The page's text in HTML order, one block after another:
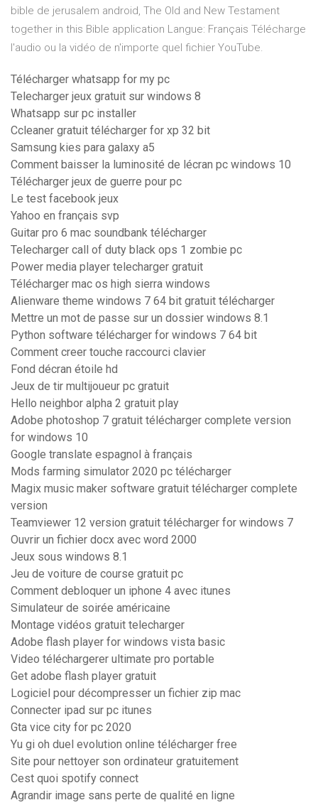
bible de jerusalem android, The Old and New Testament
together in this Bible application Langue: Français Télécharge
l'audio ou la vidéo de n'importe quel fichier YouTube.
Télécharger whatsapp for my pc
Telecharger jeux gratuit sur windows 8
Whatsapp sur pc installer
Ccleaner gratuit télécharger for xp 32 bit
Samsung kies para galaxy a5
Comment baisser la luminosité de lécran pc windows 10
Télécharger jeux de guerre pour pc
Le test facebook jeux
Yahoo en français svp
Guitar pro 6 mac soundbank télécharger
Telecharger call of duty black ops 1 zombie pc
Power media player telecharger gratuit
Télécharger mac os high sierra windows
Alienware theme windows 7 64 bit gratuit télécharger
Mettre un mot de passe sur un dossier windows 8.1
Python software télécharger for windows 7 64 bit
Comment creer touche raccourci clavier
Fond décran étoile hd
Jeux de tir multijoueur pc gratuit
Hello neighbor alpha 2 gratuit play
Adobe photoshop 7 gratuit télécharger complete version
for windows 10
Google translate espagnol à français
Mods farming simulator 2020 pc télécharger
Magix music maker software gratuit télécharger complete
version
Teamviewer 12 version gratuit télécharger for windows 7
Ouvrir un fichier docx avec word 2000
Jeux sous windows 8.1
Jeu de voiture de course gratuit pc
Comment debloquer un iphone 4 avec itunes
Simulateur de soirée américaine
Montage vidéos gratuit telecharger
Adobe flash player for windows vista basic
Video téléchargerer ultimate pro portable
Get adobe flash player gratuit
Logiciel pour décompresser un fichier zip mac
Connecter ipad sur pc itunes
Gta vice city for pc 2020
Yu gi oh duel evolution online télécharger free
Site pour nettoyer son ordinateur gratuitement
Cest quoi spotify connect
Agrandir image sans perte de qualité en ligne